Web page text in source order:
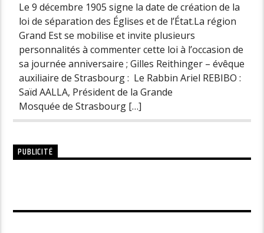
Le 9 décembre 1905 signe la date de création de la
loi de séparation des Églises et de l’État.La région
Grand Est se mobilise et invite plusieurs
personnalités à commenter cette loi à l’occasion de
sa journée anniversaire ; Gilles Reithinger – évêque
auxiliaire de Strasbourg : Le Rabbin Ariel REBIBO :
Saïd AALLA, Président de la Grande
Mosquée de Strasbourg […]
PUBLICITÉ